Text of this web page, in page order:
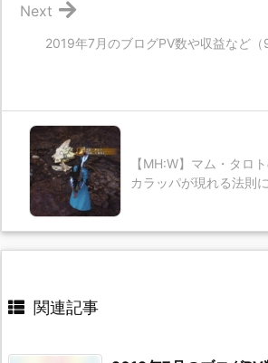
2019年7月のブログPV数や収益など（
Next
【MH:W】マム・タロ
カラッパが現れる法則
関連記事